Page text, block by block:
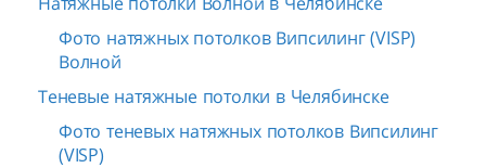
Фото натяжных потолков Випсилинг (VISP)
Волной
Теневые натяжные потолки в Челябинске
Фото теневых натяжных потолков Випсилинг
(VISP)